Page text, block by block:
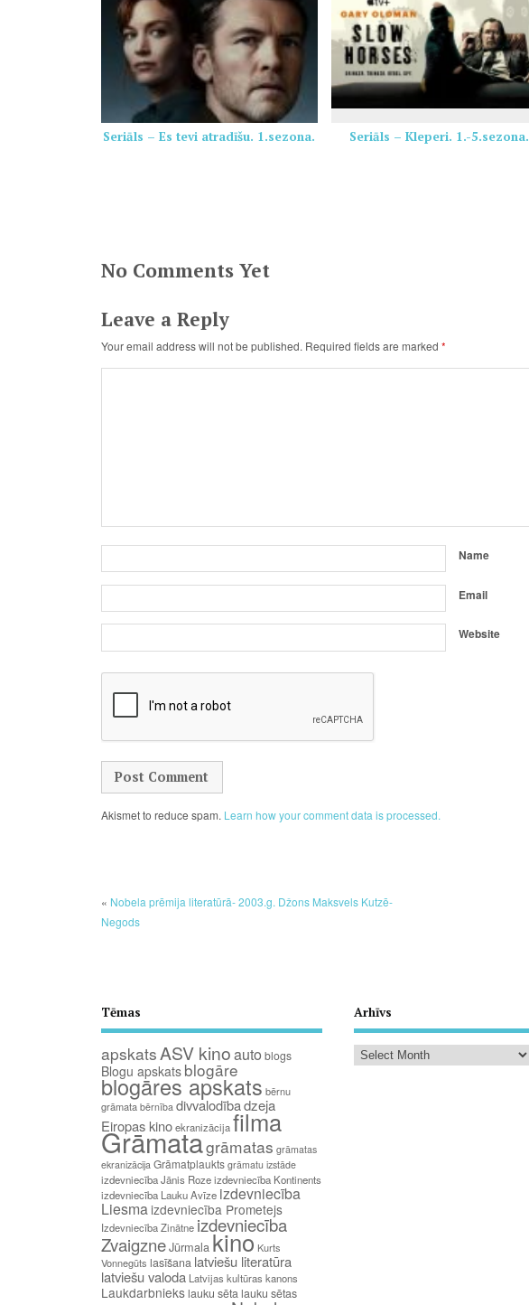
Seriāls – Es tevi atradīšu. 1.sezona. Seriāls – Kleperi. 1.-5.sezona.
No Comments Yet
Leave a Reply
Your email address will not be published. Required fields are marked *
Name
Email
Website
Akismet to reduce spam. Learn how your comment data is processed.
« Nobela prēmija literatūrā- 2003.g. Džons Maksvels Kutzē-
Negods
Tēmas
apskats ASV kinoauto blogs
Blogu apskats blogāre
blogāres apskats bērnu
grāmata bērnība divvalodībadzeja
Eiropas kinoekranizācijafilma
Grāmatagrāmatas grāmatas
ekranizācija Grāmatplaukts grāmatu izstāde
izdevniecība Jānis Rozeizdevniecība Kontinents
izdevniecība Lauku Avīze izdevniecība
Liesmaizdevniecība Prometejs
Izdevniecība Zinātne izdevniecība
ZvaigzneJūrmala kino Kurts
Vonnegūts lasīšana latviešu literatūra
latviešu valoda Latvijas kultūras kanons
Laukdarbniekslauku sētalauku sētas
Arhīvs